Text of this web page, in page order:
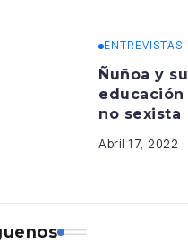
ENTREVISTAS
Ñuñoa y su
educación
no sexista
Abril 17, 2022